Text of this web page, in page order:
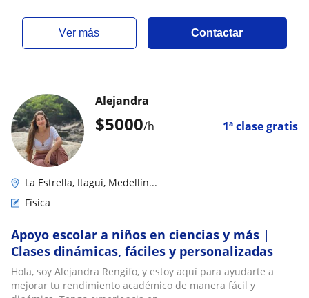
ver más Contactar
$5000/h 1ª clase gratis
Alejandra
La Estrella, Itagui, Medellín...
Física
Apoyo escolar a niños en ciencias y más |
Clases dinámicas, fáciles y personalizadas
Hola, soy Alejandra Rengifo, y estoy aquí para ayudarte a
mejorar tu rendimiento académico de manera fácil y